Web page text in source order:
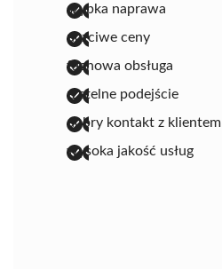
szybka naprawa
uczciwe ceny
fachowa obsługa
rzetelne podejście
dobry kontakt z klientem
wysoka jakość usług